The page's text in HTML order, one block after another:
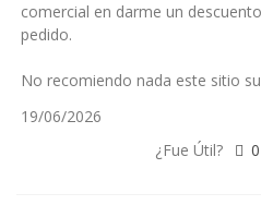
comercial en darme un
pedido.
No recomiendo nada este sitio
19/06/2026
¿Fue Útil?
0